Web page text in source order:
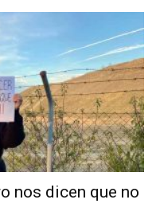
nos dicen que no